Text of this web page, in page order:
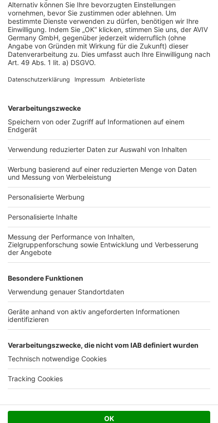
Rechtliches
AGB-Übersicht
Datenschutz
Impressum
Services
Bauprojekt-Quiz
Häuser-Suche
Hausanbieter-Suche
Bauprojekt-Profil
Für Unternehmen
Ihre Baufirma auf bauen.de
Kostenloses Infogespräch